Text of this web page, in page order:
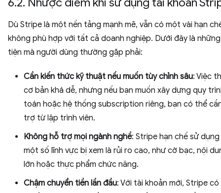
Dù Stripe là một nền tảng mạnh mẽ, vẫn có một vài hạn
không phù hợp với tất cả doanh nghiệp. Dưới đây là
tiện mà người dùng thường gặp phải:
Cần kiến thức kỹ thuật nếu muốn tùy chỉnh sâu: Việc
cơ bản khá dễ, nhưng nếu bạn muốn xây dựng quy
toán hoặc hệ thống subscription riêng, bạn có thể
trợ từ lập trình viên.
Không hỗ trợ mọi ngành nghề: Stripe hạn chế sử
một số lĩnh vực bị xem là rủi ro cao, như cờ bạc, nội
lớn hoặc thực phẩm chức năng.
Chậm chuyển tiền lần đầu: Với tài khoản mới, Stripe